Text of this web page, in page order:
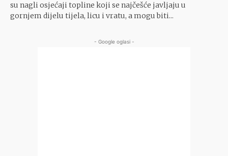
su nagli osjećaji topline koji se najčešće javljaju u
gornjem dijelu tijela, licu i vratu, a mogu biti...
- Google oglasi -